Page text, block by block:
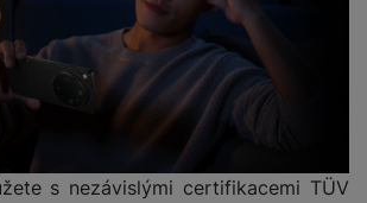
s nezávislými certifikacemi TÜV